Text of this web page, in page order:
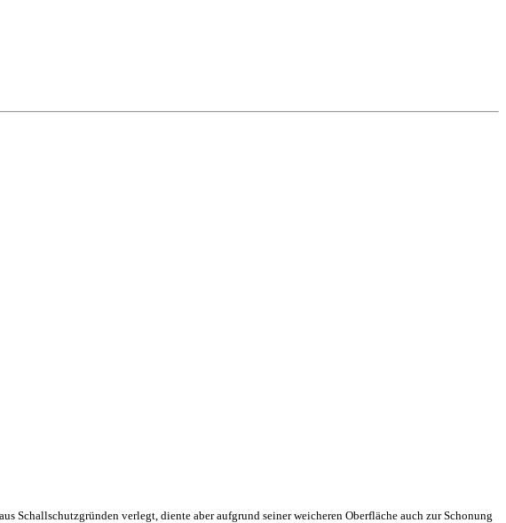
Schallschutzgründen verlegt, diente aber aufgrund seiner weicheren Oberfläche auch zur Schonung